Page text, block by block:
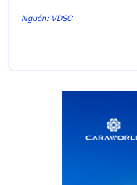
Nguồn: VDSC